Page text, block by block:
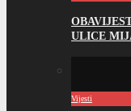
ULICE
Vijesti